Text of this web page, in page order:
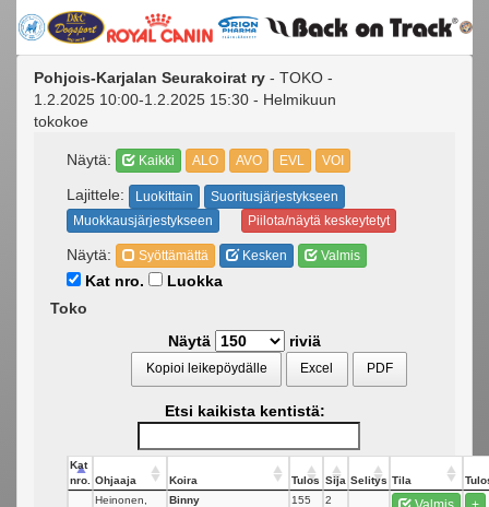
Pohjois-Karjalan Seurakoirat ry - TOKO -
1.2.2025 10:00-1.2.2025 15:30 - Helmikuun
tokokoe
Näytä: Kaikki ALO AVO EVL VOI
Lajittele: Luokittain
Suoritusjärjestykseen
Muokkausjärjestykseen
Piilota/näytä keskeytetyt
Näytä: Syöttämättä Kesken Valmis
Kat nro.
Luokka
Toko
Näytä
riviä
Kopioi leikepöydälle Excel PDF
Etsi kaikista kentistä:
Kat
nro.
Ohjaaja Koira Tulos Sija Selitys Tila
Heinonen,
Binny
155 2